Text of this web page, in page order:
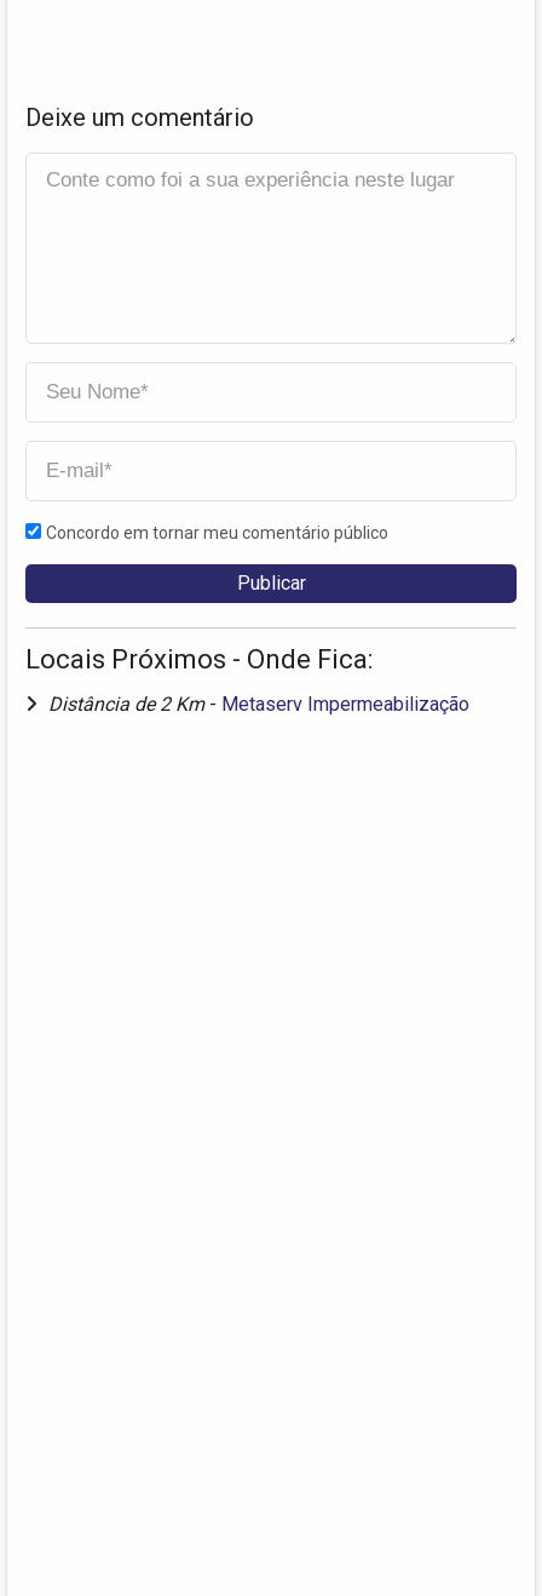
Deixe um comentário
Concordo em tornar meu comentário público
Locais Próximos - Onde Fica:
Distância de 2 Km - Metaserv Impermeabilização